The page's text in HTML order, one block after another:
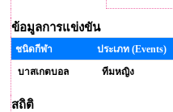
ข้อมูลการแข่งขัน
ชนิดกีฬา
ประเภท (Events)
บาสเกตบอล
ทีมหญิง
สถิติ